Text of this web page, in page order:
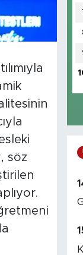
söz